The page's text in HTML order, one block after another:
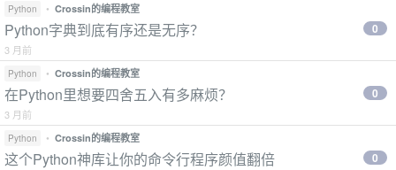
Python • Crossin的编程教室
Python字典到底有序还是无序？
3 月前
0
Python • Crossin的编程教室
在Python里想要四舍五入有多麻烦？
3 月前
0
Python • Crossin的编程教室
这个Python神库让你的命令行程序颜值翻倍 0